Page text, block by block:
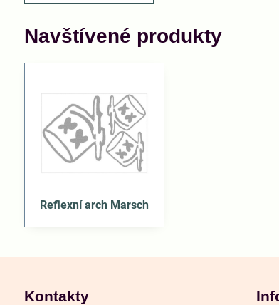
Navštívené produkty
Reflexní arch Marsch
Kontakty